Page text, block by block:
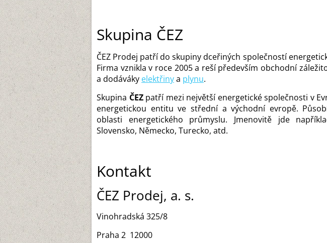
Skupina ČEZ
ČEZ Prodej patří do skupiny dceřiných společností
Firma vznikla v roce 2005 a reší především obchodní
a dodáváky elektřinya plynu.
Skupina ČEZpatří mezi největší energetické společnosti v
energetickou entitu ve střední a východní evropě.
oblasti energetického průmyslu. Jmenovitě jde
Slovensko, Německo, Turecko, atd.
Kontakt
ČEZ Prodej, a. s.
Vinohradská 325/8
Praha 2 12000